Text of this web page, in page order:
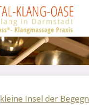
kleine Insel der